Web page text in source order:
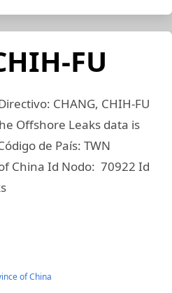
FU
CHANG, CHIH-FU
Offshore Leaks data is
de País: TWN
China Id Nodo: 70922 Id
of China